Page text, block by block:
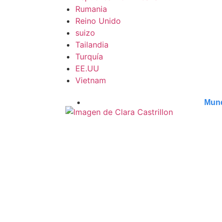
Rumania
Reino Unido
suizo
Tailandia
Turquía
EE.UU
Vietnam